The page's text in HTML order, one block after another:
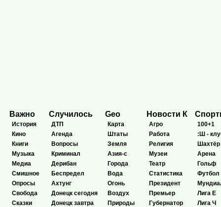
Важно
История
Кино
Книги
Музыка
Медиа
Смишное
Опросы
Свобода
Сказки
Случилось
ДТП
Агенда
Вопросы
Криминал
Дерибан
Беспредел
Ахтунг
Донецк сегодня
Донецк завтра
Geo
Карта
Штаты
Земля
Азия-с
Города
Вода
Огонь
Воздух
Природы
Новости К
Агро
Работа
Религия
Музеи
Театр
Статистика
Президент
Премьер
Губернатор
100+1
:Ш -
Шахтёр
Арена
Гольф
Футбол
Лига Е
Лига Ч